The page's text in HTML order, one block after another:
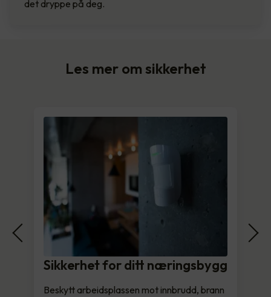
det dryppe på deg.
Les mer om sikkerhet
Sikkerhet for ditt næringsbygg
Beskytt arbeidsplassen mot innbrudd, brann